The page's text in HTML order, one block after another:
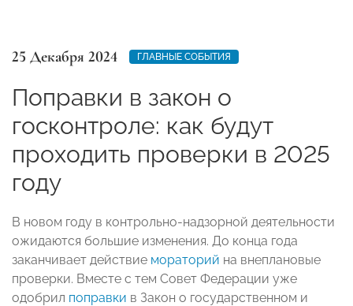
25 Декабря 2024 ГЛАВНЫЕ СОБЫТИЯ
Поправки в закон о
госконтроле: как будут
проходить проверки в 2025
году
В новом году в контрольно-надзорной деятельности
ожидаются большие изменения. До конца года
заканчивает действие мораторий на внеплановые
проверки. Вместе с тем Совет Федерации уже
одобрил поправки в Закон о государственном и